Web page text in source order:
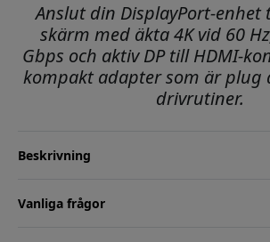
Anslut din DisplayPort-enhet
skärm med äkta 4K vid 60
Gbps och aktiv DP till HDMI-
kompakt adapter som är plug
drivrutiner.
Beskrivning
Vanliga frågor